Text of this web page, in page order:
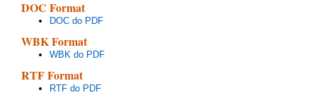
DOC Format
DOC do PDF
WBK Format
WBK do PDF
RTF Format
RTF do PDF